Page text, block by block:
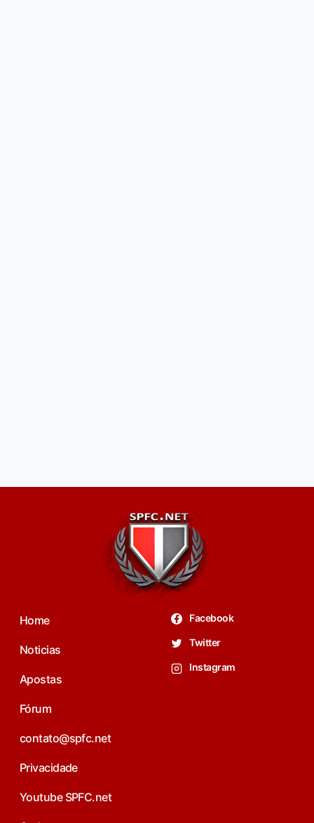
Home
Noticias
Apostas
Fórum
contato@spfc.net
Privacidade
Youtube SPFC.net
Facebook
Twitter
Instagram